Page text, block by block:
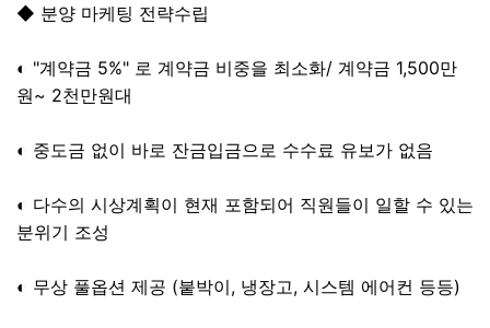
◆ 분양 마케팅 전략수립
◐ "계약금 5%" 로 계약금 비중을 최소화/ 계약금 1,500만
원~ 2천만원대
◐ 중도금 없이 바로 잔금입금으로 수수료 유보가 없음
◐ 다수의 시상계획이 현재 포함되어 직원들이 일할 수 있는
분위기 조성
◐ 무상 풀옵션 제공 (붙박이, 냉장고, 시스템 에어컨 등등)